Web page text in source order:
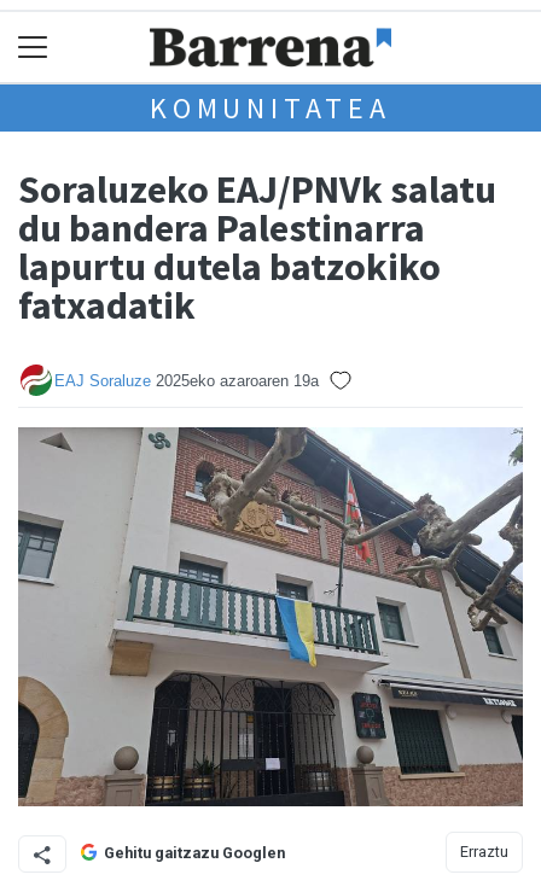
KOMUNITATEA
Soraluzeko EAJ/PNVk salatu
du bandera Palestinarra
lapurtu dutela batzokiko
fatxadatik
EAJ Soraluze 2025eko azaroaren 19a
Gehitu gaitzazu Googlen Erraztu